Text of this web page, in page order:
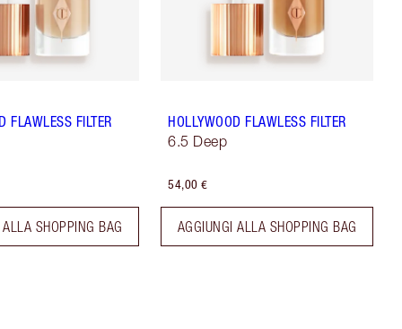
FLAWLESS FILTER
SHOPPING BAG
HOLLYWOOD FLAWLESS FILTER
6.5 Deep
54,00 €
AGGIUNGI ALLA SHOPPING BAG